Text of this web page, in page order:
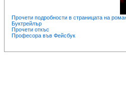
Прочети подробности в страницата на
Буктрейлър
Прочети откъс
Професора във Фейсбук